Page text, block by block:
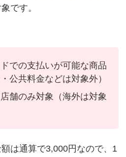
です。
での支払いが可能な商品
公共料金などは対象外）
舗のみ対象（海外は対象
は通算で3,000円なので、1